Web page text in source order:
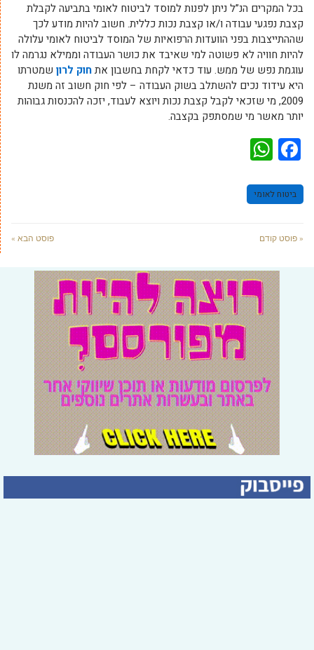
בכל המקרים הנ”ל ניתן לפנות למוסד לביטוח לאומי בתביעה לקבלת
קצבת נפגעי עבודה ו/או קצבת נכות כללית. חשוב להיות מודע לכך
שההתייצבות בפני הוועדות הרפואיות של המוסד לביטוח לאומי עלולה
להיות חוויה לא פשוטה למי שאיבד את כושר העבודה וממילא נגרמה לו
עוגמת נפש של ממש. עוד כדאי לקחת בחשבון אתחוק לרון שמטרתו
היא עידוד נכים להשתלב בשוק העבודה – לפי חוק חשוב זה משנת
2009, מי שזכאי לקבל קצבת נכות ויוצא לעבוד, יזכה להכנסות גבוהות
יותר מאשר מי שמסתפק בקצבה.
Facebook
ביטוח לאומי
« פוסט קודם פוסט הבא »